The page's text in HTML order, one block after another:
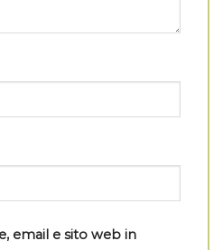
email e sito web in